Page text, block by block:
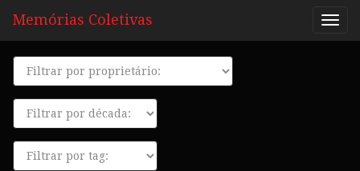
Memórias Coletivas
Proprietário
Década
Tags